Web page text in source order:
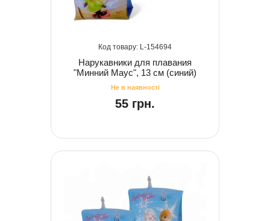
154694
Нарукавники для плавания
"Минний Маус", 13 см (синий)
55 грн.